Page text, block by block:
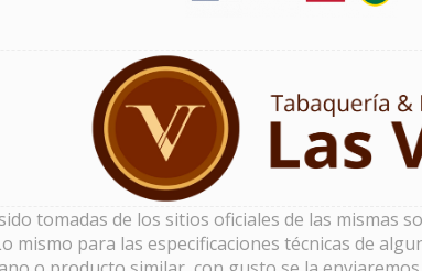
tomadas de los sitios oficiales de las mismas
mismo para las especificaciones técnicas de